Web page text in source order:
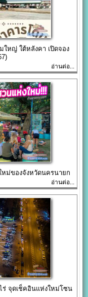
ใหญ่ ใต้หลังคา เปิดจอง
อ่านต่อ...
หม่ของจังหวัดนครนายก
อ่านต่อ...
ร่ จุดเช็คอินแห่งใหม่โซน